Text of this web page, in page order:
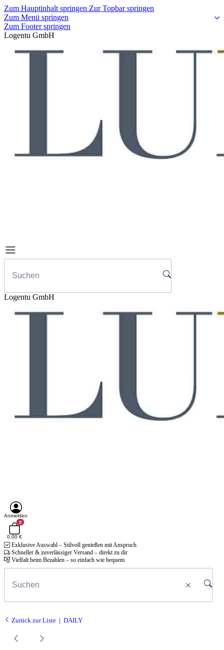
Zum Hauptinhalt springen Zur Topbar springen
Zum Menü springen
Zum Footer springen
Logentu GmbH
Logentu GmbH
Anmelden
0
0,00 €
Exklusive Auswahl – Stilvoll genießen mit Anspruch
Schneller & zuverlässiger Versand – direkt zu dir
Vielfalt beim Bezahlen – so einfach wie bequem
Zurück zur Liste DAILY